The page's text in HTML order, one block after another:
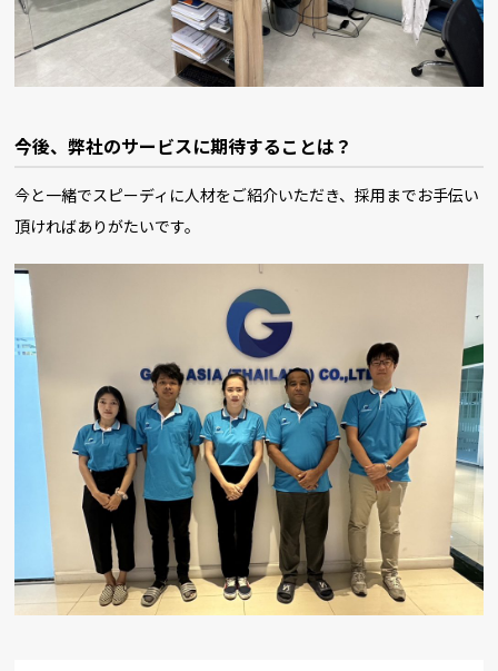
今後、弊社のサービスに期待することは？
今と一緒でスピーディに人材をご紹介いただき、採用までお手伝い
頂ければありがたいです。